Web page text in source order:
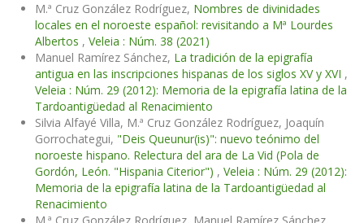
M.ª Cruz González Rodríguez, Nombres de divinidades
locales en el noroeste español: revisitando a Mª Lourdes
Albertos , Veleia : Núm. 38 (2021)
Manuel Ramírez Sánchez, La tradición de la epigrafía
antigua en las inscripciones hispanas de los siglos XV y XVI ,
Veleia : Núm. 29 (2012): Memoria de la epigrafía latina de la
Tardoantigüedad al Renacimiento
Silvia Alfayé Villa, M.ª Cruz González Rodríguez, Joaquín
Gorrochategui, "Deis Queunur(is)": nuevo teónimo del
noroeste hispano. Relectura del ara de La Vid (Pola de
Gordón, León. "Hispania Citerior") , Veleia : Núm. 29 (2012):
Memoria de la epigrafía latina de la Tardoantigüedad al
Renacimiento